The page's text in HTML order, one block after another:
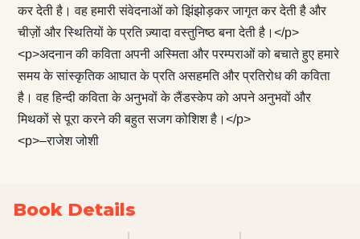
कर देती है। वह हमारी संवेदनाओं को झिंझोड़कर जागृत कर देती है और
चीज़ों और स्थितियों के प्रति ज़्यादा वस्तुनिष्ठ बना देती है।</p>
<p>अदनान की कविता अपनी अस्मिता और परम्पराओं को बचाते हुए हमारे
समय के सांस्कृतिक आघात के प्रति असहमति और प्रतिरोध की कविता
है। वह हिन्दी कविता के अनुभवों के लैंडस्केप को अपने अनुभवों और
मिथकों से पूरा करने की बहुत सजग कोशिश है।</p>
<p>–राजेश जोशी
Book Details